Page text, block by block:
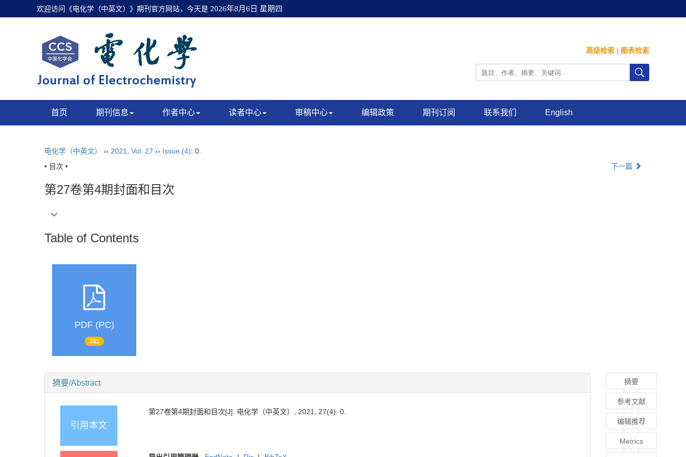
欢迎访问《电化学（中英文）》期刊官方网站，今天是 2026年8月6日 星期四
高级检索 | 图表检索
首页 期刊信息 作者中心 读者中心 审稿中心 编辑政策 期刊订阅 联系我们 English
电化学（中英文） ›› 2021 Vol. 27 ›› Issue (4): 0.
• 目次 •
下一篇
第27卷第4期封面和目次
Table of Contents
PDF (PC)
311
摘要/Abstract
引用本文
第27卷第4期封面和目次[J]. 电化学（中英文）, 2021, 27(4): 0.
摘要
参考文献
编辑推荐
Metrics